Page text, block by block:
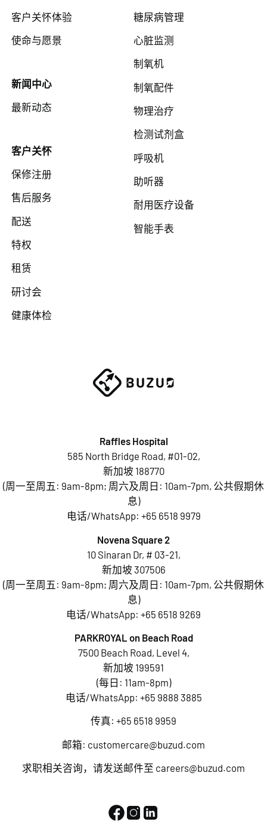
客户关怀体验
使命与愿景
新闻中心
最新动态
客户关怀
保修注册
售后服务
配送
特权
租赁
研讨会
健康体检
糖尿病管理
心脏监测
制氧机
制氧配件
物理治疗
检测试剂盒
呼吸机
助听器
耐用医疗设备
智能手表
Raffles Hospital
585 North Bridge Road, #01-02,
新加坡 188770
(周一至周五: 9am-8pm; 周六及周日: 10am-7pm, 公共假期休
息)
电话/WhatsApp: +65 6518 9979
Novena Square 2
10 Sinaran Dr, # 03-21,
新加坡 307506
(周一至周五: 9am-8pm; 周六及周日: 10am-7pm, 公共假期休
息)
电话/WhatsApp: +65 6518 9269
PARKROYAL on Beach Road
7500 Beach Road, Level 4,
新加坡 199591
(每日: 11am-8pm)
电话/WhatsApp: +65 9888 3885
传真: +65 6518 9959
邮箱: customercare@buzud.com
求职相关咨询，请发送邮件至 careers@buzud.com